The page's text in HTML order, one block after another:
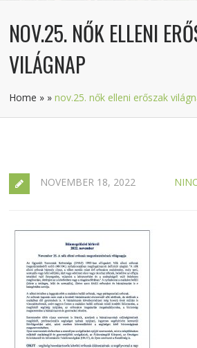
NOV.25. NŐK ELLENI
VILÁGNAP
Home » »nov.25. nők elleni erőszak
NOVEMBER 18, 2022